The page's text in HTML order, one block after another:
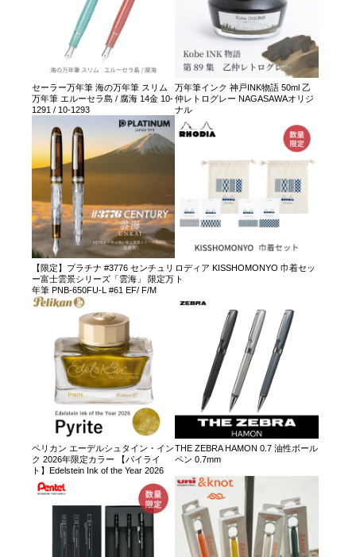
セーラー万年筆 海の万年筆 スリム
万年筆 エルーセラ島 / 腐海 14金 10-
1291 / 10-1293
万年筆インク 神戸INK物語 50ml 乙
仲レトログレー NAGASAWAオリジ
ナル
【限定】プラチナ #3776 センチュリ
ー富士雲景シリーズ「雲海」 限定万
年筆 PNB-650FU-L #61 EF/ F/M
ロディア KISSHOMONYO 巾着セッ
ト
ペリカン エーデルシュタイン・イン
ク 2026年限定カラー 【パイライ
ト】Edelstein Ink of the Year 2026
THE ZEBRA HAMON 0.7 油性ボール
ペン 0.7mm